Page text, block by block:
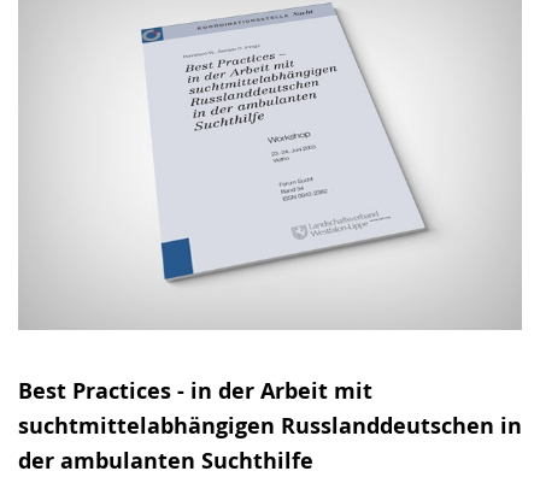
Best Practices - in der Arbeit mit
suchtmittelabhängigen Russlanddeutschen in
der ambulanten Suchthilfe